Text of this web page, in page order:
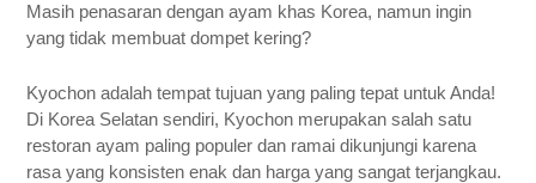
Masih penasaran dengan ayam khas Korea, namun ingin
yang tidak membuat dompet kering?
Kyochon adalah tempat tujuan yang paling tepat untuk Anda!
Di Korea Selatan sendiri, Kyochon merupakan salah satu
restoran ayam paling populer dan ramai dikunjungi karena
rasa yang konsisten enak dan harga yang sangat terjangkau.